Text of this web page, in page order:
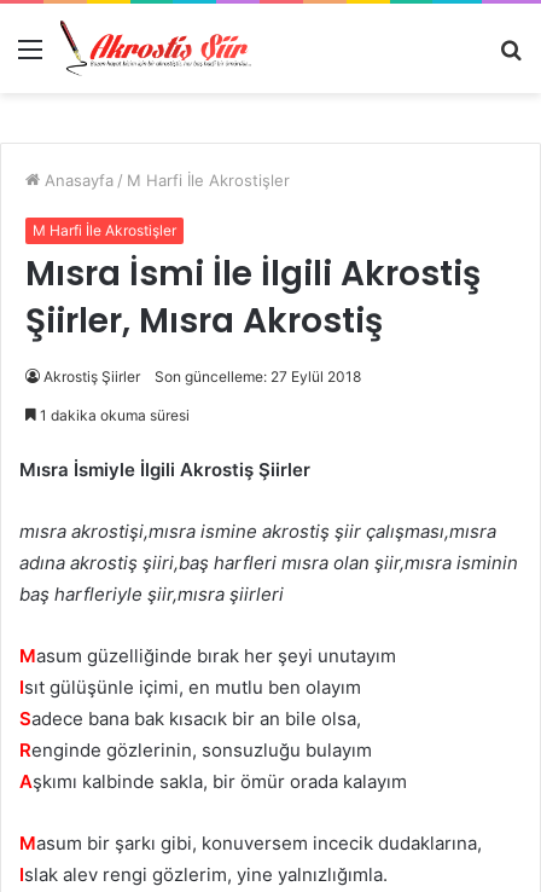
Menü
Anasayfa / M Harfi İle Akrostişler
M Harfi İle Akrostişler
Mısra İsmi İle İlgili Akrostiş
Şiirler, Mısra Akrostiş
Akrostiş Şiirler Son güncelleme: 27 Eylül 2018
1 dakika okuma süresi
Mısra İsmiyle İlgili Akrostiş Şiirler
mısra akrostişi,mısra ismine akrostiş şiir çalışması,mısra
adına akrostiş şiiri,baş harfleri mısra olan şiir,mısra isminin
baş harfleriyle şiir,mısra şiirleri
Masum güzelliğinde bırak her şeyi unutayım
Isıt gülüşünle içimi, en mutlu ben olayım
Sadece bana bak kısacık bir an bile olsa,
Renginde gözlerinin, sonsuzluğu bulayım
Aşkımı kalbinde sakla, bir ömür orada kalayım
Masum bir şarkı gibi, konuversem incecik dudaklarına,
Islak alev rengi gözlerim, yine yalnızlığımla.